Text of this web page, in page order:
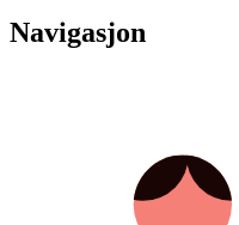
Navigasjon